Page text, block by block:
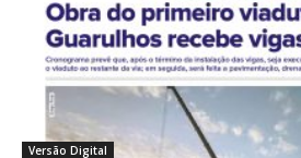
Versão Digital